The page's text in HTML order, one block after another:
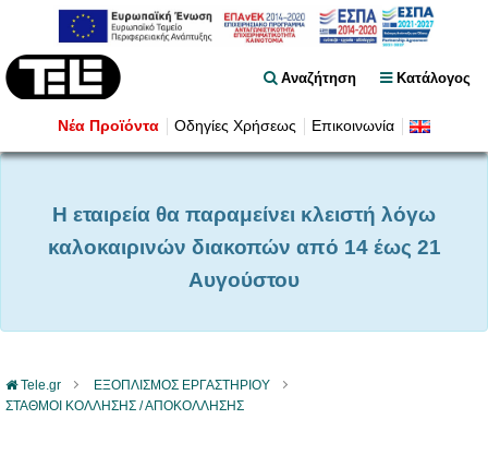
Κατάλογος
Αναζήτηση
Νέα Προϊόντα Οδηγίες Χρήσεως Επικοινωνία
Η εταιρεία θα παραμείνει κλειστή λόγω
καλοκαιρινών διακοπών από 14 έως 21
Αυγούστου
Tele.gr
ΕΞΟΠΛΙΣΜΟΣ ΕΡΓΑΣΤΗΡΙΟΥ
ΣΤΑΘΜΟΙ ΚΟΛΛΗΣΗΣ / ΑΠΟΚΟΛΛΗΣΗΣ